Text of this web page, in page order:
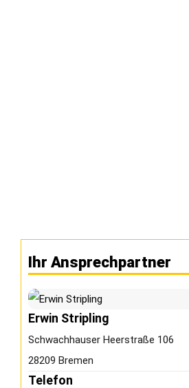
Ihr Ansprechpartner
Erwin Stripling
Schwachhauser Heerstraße 106
28209 Bremen
Telefon